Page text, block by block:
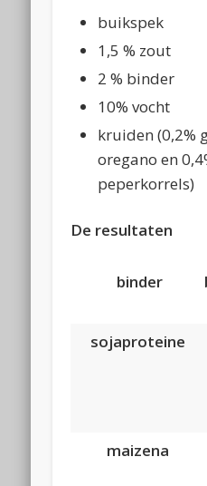
buikspek
1,5 % zout
2 % binder
10% vocht
kruiden (0,2%
oregano en
peperkorrels)
De resultaten
binder
sojaproteine
maizena